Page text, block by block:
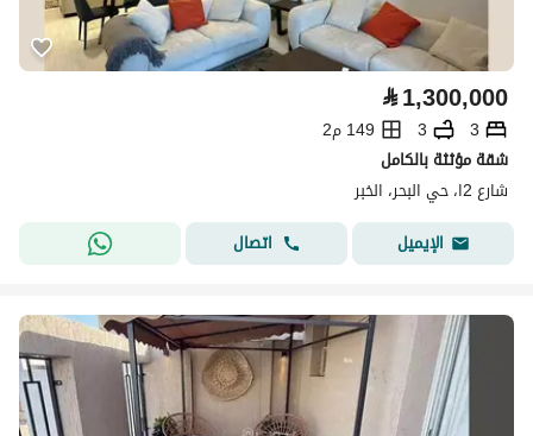
⃁1,300,000
3
3
149 م2
شقة مؤثثة بالكامل
شارع 2ا، حي البحر، الخبر
الإيميل
اتصال